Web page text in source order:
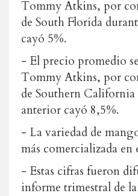
Tommy Atkins, por
de South Florida
cayó 5%.
- El precio promedio
Tommy Atkins, por
de Southern California
anterior cayó 8,5%.
- La variedad de
más comercializada en
- Estas cifras fueron
informe trimestral de